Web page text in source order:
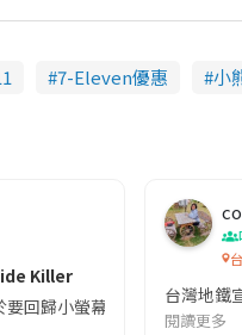
7-Eleven優惠 小
Killer
回歸小螢幕啦!這次的劇本
台灣地鐵
閱讀更多